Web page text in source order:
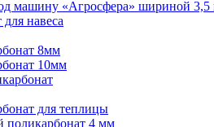
машину «Агросфера» шириной 3,5
навеса
8мм
10мм
для теплицы
поликарбонат 4 мм